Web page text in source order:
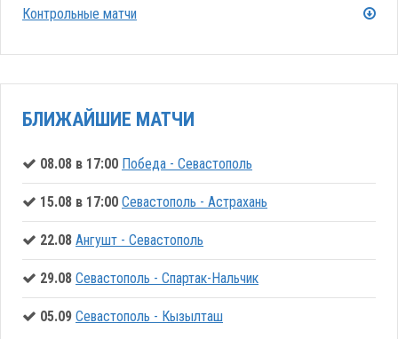
Контрольные матчи
БЛИЖАЙШИЕ МАТЧИ
08.08 в 17:00 Победа - Севастополь
15.08 в 17:00 Севастополь - Астрахань
22.08 Ангушт - Севастополь
29.08 Севастополь - Спартак-Нальчик
05.09 Севастополь - Кызылташ